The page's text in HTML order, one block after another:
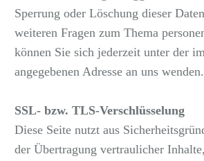
Sperrung oder Löschung dieser
weiteren Fragen zum Thema
können Sie sich jederzeit unter der
angegebenen Adresse an uns wenden.
SSL- bzw. TLS-Verschlüsselung
Diese Seite nutzt aus
der Übertragung vertraulicher